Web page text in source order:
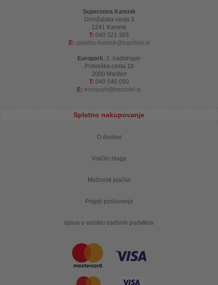
Supernova Kamnik
Domžalska cesta 3
1241 Kamnik
T: 040 321 303
E: qlandia-kamnik bambini.si
Europark, 1. nadstropje
Pobreška cesta 18
2000 Maribor
T: 040 540 050
E: europark bambini.si
Spletno nakupovanje
O dostavi
Vračilo blaga
Možnosti plačila
Pogoji poslovanja
Izjava o varstvu osebnih podatkov